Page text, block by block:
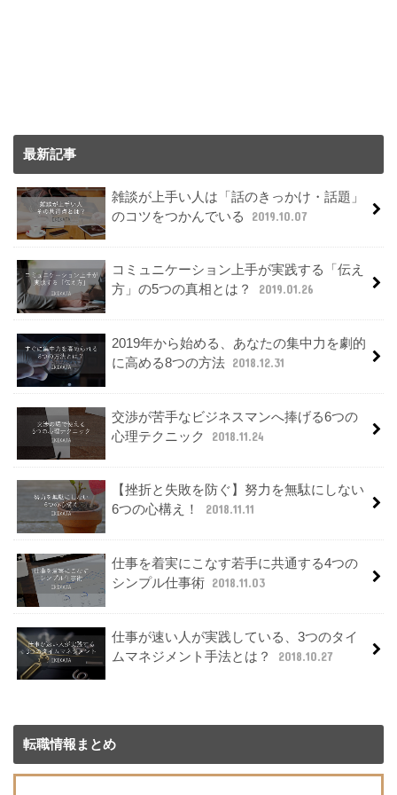
最新記事
雑談が上手い人は「話のきっかけ・話題」
のコツをつかんでいる
2019.10.07
コミュニケーション上手が実践する「伝え
方」の5つの真相とは？
2019.01.26
2019年から始める、あなたの集中力を劇的
に高める8つの方法 2018.12.31
交渉が苦手なビジネスマンへ捧げる6つの
心理テクニック
2018.11.24
【挫折と失敗を防ぐ】努力を無駄にしない
6つの心構え！
2018.11.11
仕事を着実にこなす若手に共通する4つの
シンプル仕事術 2018.11.03
仕事が速い人が実践している、3つのタイ
ムマネジメント手法とは？
2018.10.27
転職情報まとめ